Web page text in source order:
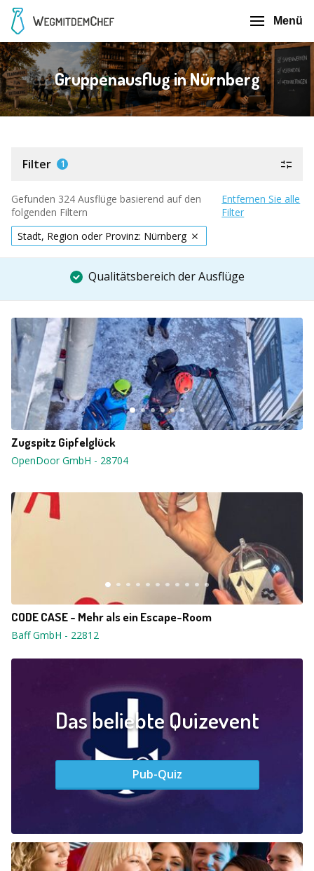
Menü
Gruppenausflug in Nürnberg
Filter 1
Gefunden 324 Ausflüge basierend auf den
folgenden Filtern
Entfernen Sie alle
Filter
Stadt, Region oder Provinz: Nürnberg
Qualitätsbereich der Ausflüge
Zugspitz Gipfelglück
OpenDoor GmbH - 28704
CODE CASE - Mehr als ein Escape-Room
Baff GmbH - 22812
Das beliebte Quizevent
Pub-Quiz